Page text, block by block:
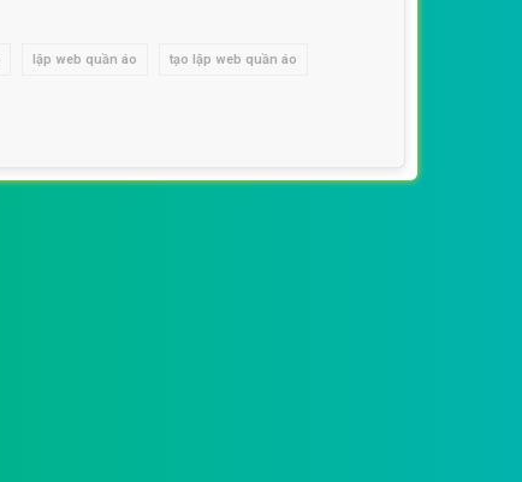
lập web quần áo tạo lập web quần áo